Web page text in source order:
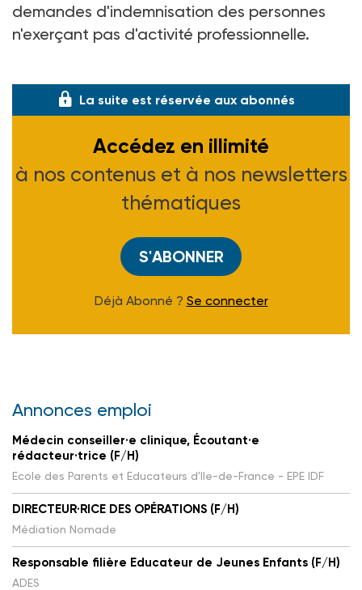
demandes d'indemnisation des personnes
n'exerçant pas d'activité professionnelle.
La suite est réservée aux abonnés
Accédez en illimité
à nos contenus et à nos newsletters
thématiques
S'ABONNER
Déjà Abonné ? Se connecter
Annonces emploi
Médecin conseiller·e clinique, Écoutant·e
rédacteur·trice (F/H)
Ecole des Parents et Educateurs d'Ile-de-France - EPE IDF
DIRECTEUR·RICE DES OPÉRATIONS (F/H)
Médiation Nomade
Responsable filière Educateur de Jeunes Enfants (F/H)
ADES